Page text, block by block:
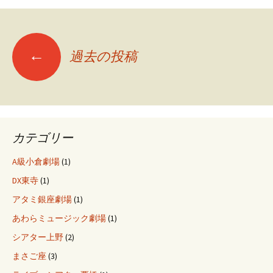
投
稿
ナ
ビ
ゲ
ー
← 過去の投稿
カテゴリー
A級小倉劇場(1)
DX東寺(1)
アタミ銀座劇場(1)
あわらミュージック劇場(1)
シアター上野(2)
まさご座 (3)